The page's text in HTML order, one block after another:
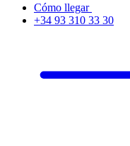
Cómo llegar
+34 93 310 33 30